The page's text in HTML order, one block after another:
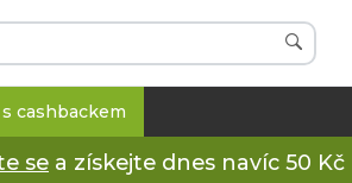
cashbackem
se a získejte dnes navíc 50 Kč